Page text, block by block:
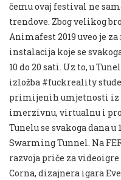
čemu ovaj festival ne
trendove. Zbog velikog
Animafest 2019 uveo je
instalacija koje se
10 do 20 sati. Uz to, u
izložba #fuckreality
primijenih umjetnosti iz
imerzivnu, virtualnu i
Tunelu se svakoga dana
Swarming Tunnel. Na
razvoja priče za
Corna, dizajnera igara